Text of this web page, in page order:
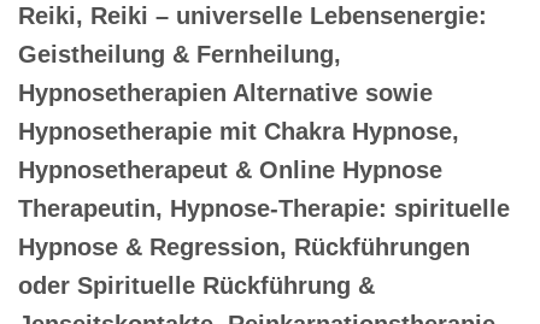
Reiki, Reiki – universelle Lebensenergie:
Geistheilung & Fernheilung,
Hypnosetherapien Alternative sowie
Hypnosetherapie mit Chakra Hypnose,
Hypnosetherapeut & Online Hypnose
Therapeutin, Hypnose-Therapie: spirituelle
Hypnose & Regression, Rückführungen
oder Spirituelle Rückführung &